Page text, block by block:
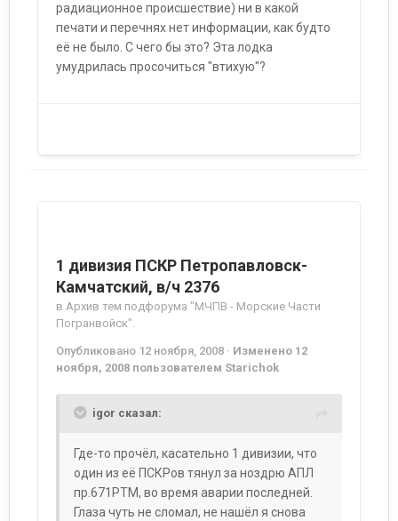
радиационное происшествие) ни в какой
печати и перечнях нет информации, как будто
её не было. С чего бы это? Эта лодка
умудрилась просочиться "втихую"?
1 дивизия ПСКР Петропавловск-
Камчатский, в/ч 2376
в Архив тем подфорума "МЧПВ - Морские Части
Погранвойск".
Опубликовано 12 ноября, 2008 · Изменено 12
ноября, 2008 пользователем Starichok
igor сказал:
Где-то прочёл, касательно 1 дивизии, что
один из её ПСКРов тянул за ноздрю АПЛ
пр.671РТМ, во время аварии последней.
Глаза чуть не сломал, не нашёл я снова